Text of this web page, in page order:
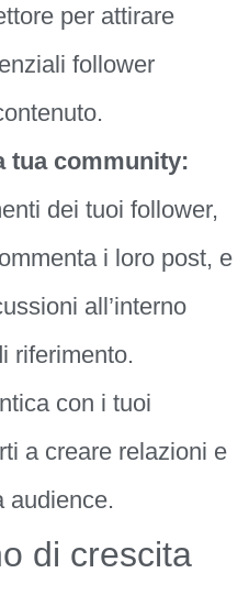
per attirare
follower
tua community:
dei tuoi follower,
i loro post, e
all’interno
riferimento.
con i tuoi
a creare relazioni e
audience.
di crescita